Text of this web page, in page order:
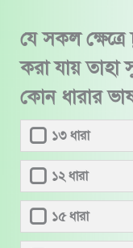
যে সকল ক্ষেত্রে
করা যায় তাহা
কোন ধারার
১৩ ধারা
১২ ধারা
১৫ ধারা